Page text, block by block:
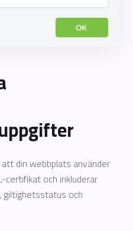
din webbplats använder
och inkluderar
och